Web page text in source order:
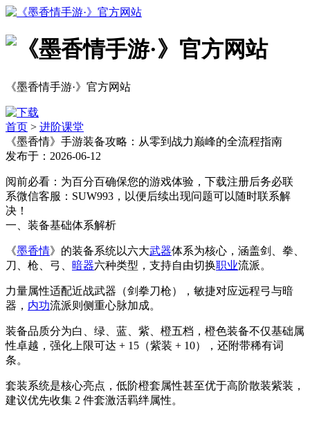
《墨香情手游·》官方网站
首页 > 进阶课堂
《墨香情》手游装备攻略：从零到战力巅峰的全流程指南
发布于：2026-06-12
阅前必看：为百分百确保您的游戏体验，下载注册后务必联
系微信客服：SUW993，以便后续出现问题可以随时联系解
决！
一、装备基础体系解析
《墨香情》的装备系统以六大武器体系为核心，涵盖剑、拳、
刀、枪、弓、 暗器六种类型，支持自由切换职业流派。
力量属性适配近战武器（剑拳刀枪），敏捷对应远程弓与暗
器， 内功流派则侧重心脉加成。
装备品质分为白、绿、蓝、紫、橙五档，橙色装备不仅基础属
性卓越，强化上限可达 + 15（紫装 + 10），还附带稀有词
条。
套装系统是核心亮点，低阶橙套属性甚至优于高阶散装紫装，
建议优先收集 2 件套激活羁绊属性。